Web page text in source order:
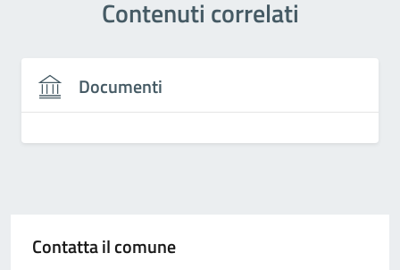
Contenuti correlati
Documenti
Contatta il comune